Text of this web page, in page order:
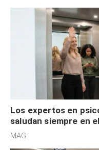
Los expertos en
saludan siempre en
defensiva y tienen
MAG.